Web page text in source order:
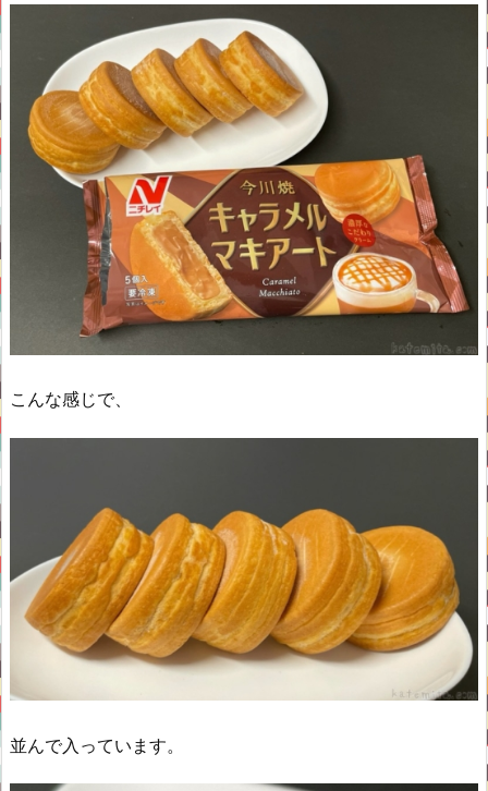
こんな感じで、
並んで入っています。